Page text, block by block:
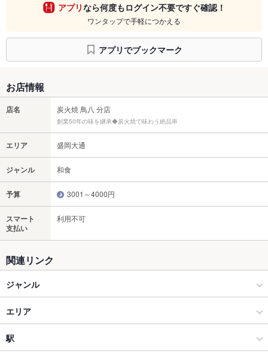
アプリなら何度もログイン不要ですぐ確認！
ワンタップで手軽につかえる
アプリでブックマーク
お店情報
店名 炭火焼 鳥八 分店
創業50年の味を継承◆炭火焼で味わう絶品串
エリア 盛岡大通
ジャンル 和食
予算 3001～4000円
スマート
支払い
利用不可
関連リンク
ジャンル
和食
焼き鳥・鶏料理
エリア
盛岡大通
駅